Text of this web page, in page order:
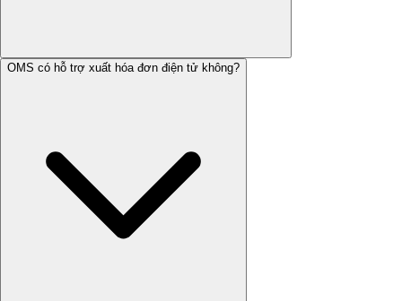
OMS có hỗ trợ xuất hóa đơn điện tử không?